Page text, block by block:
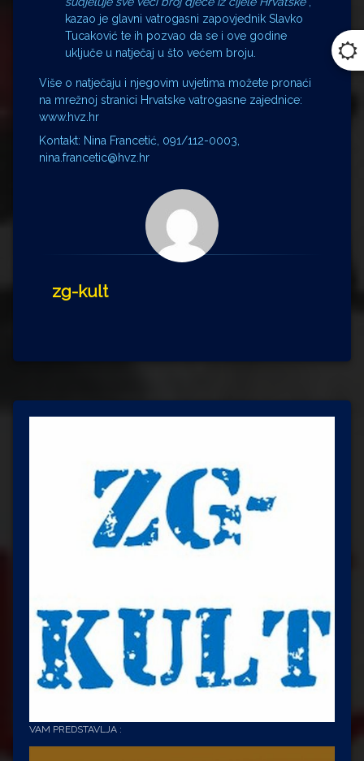
kazao je glavni vatrogasni zapovjednik Slavko
Tucaković te ih pozvao da se i ove godine
uključe u natječaj u što većem broju.
Više o natječaju i njegovim uvjetima možete pronaći
na mrežnoj stranici Hrvatske vatrogasne zajednice:
www.hvz.hr
Kontakt: Nina Francetić, 091/112-0003,
nina.francetic@hvz.hr
zg-kult
VAM PREDSTAVLJA :